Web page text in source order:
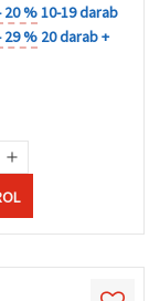
20 %10-19 darab
29 % 20 darab +